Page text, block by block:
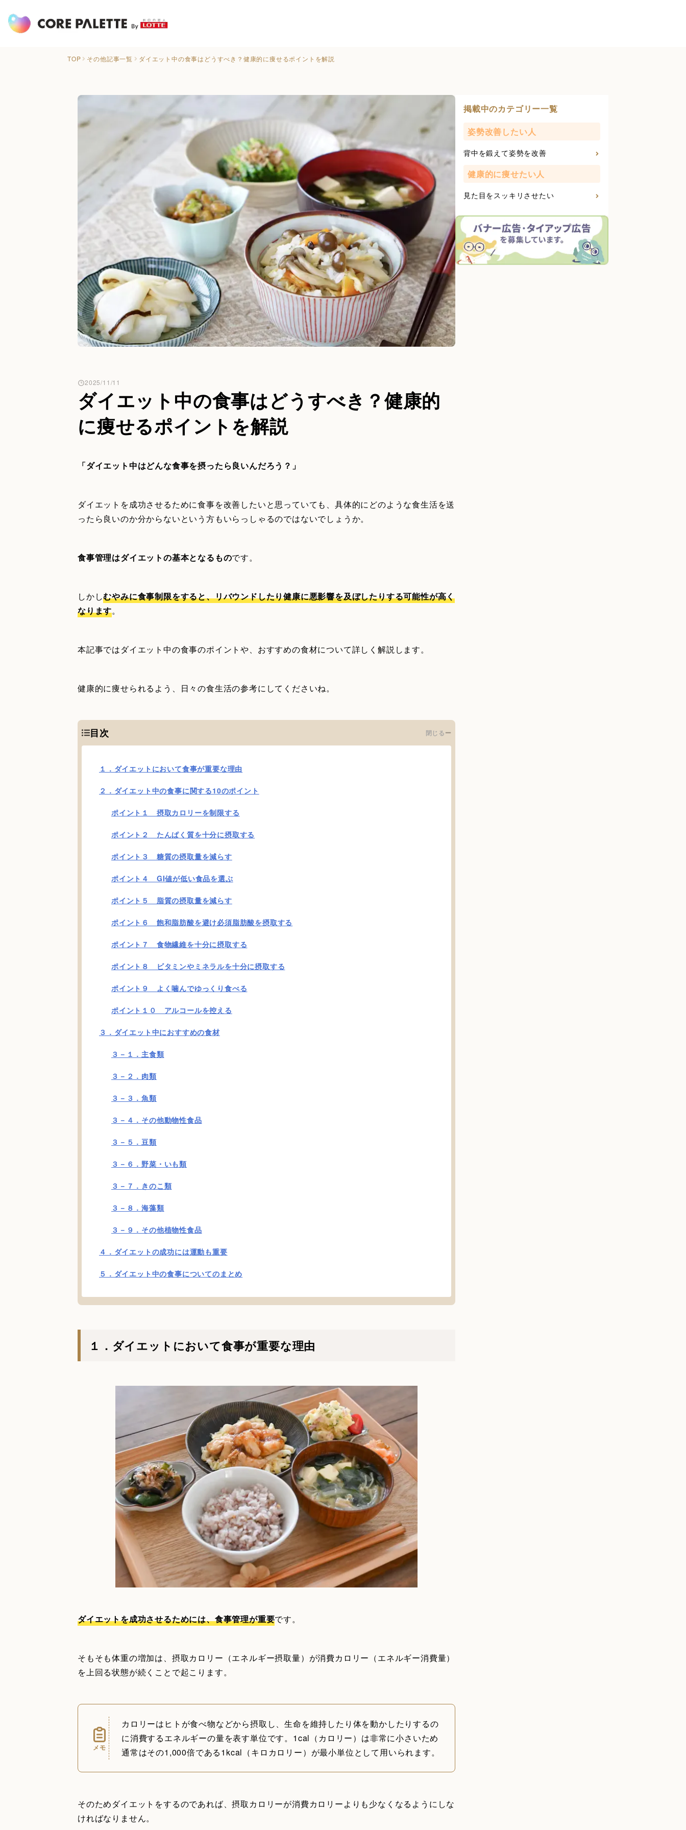
TOP その他記事一覧 ダイエット中の食事はどうすべき？健康的に痩せるポイントを解説
ダイエット中の食事はどうすべき？健康的
に痩せるポイントを解説
2025/11/11
「ダイエット中はどんな食事を摂ったら良いんだろう？」
ダイエットを成功させるために食事を改善したいと思っていても、具体的にどのような食生活を送
ったら良いのか分からないという方もいらっしゃるのではないでしょうか。
食事管理はダイエットの基本となるものです。
しかしむやみに食事制限をすると、リバウンドしたり健康に悪影響を及ぼしたりする可能性が高く
なります。
本記事ではダイエット中の食事のポイントや、おすすめの食材について詳しく解説します。
健康的に痩せられるよう、日々の食生活の参考にしてくださいね。
目次 閉じる
１．ダイエットにおいて食事が重要な理由
２．ダイエット中の食事に関する10のポイント
ポイント１ 摂取カロリーを制限する
ポイント２ たんぱく質を十分に摂取する
ポイント３ 糖質の摂取量を減らす
ポイント４ GI値が低い食品を選ぶ
ポイント５ 脂質の摂取量を減らす
ポイント６ 飽和脂肪酸を避け必須脂肪酸を摂取する
ポイント７ 食物繊維を十分に摂取する
ポイント８ ビタミンやミネラルを十分に摂取する
ポイント９ よく噛んでゆっくり食べる
ポイント１０ アルコールを控える
３．ダイエット中におすすめの食材
３－１．主食類
３－２．肉類
３－３．魚類
３－４．その他動物性食品
３－５．豆類
３－６．野菜・いも類
３－７．きのこ類
３－８．海藻類
３－９．その他植物性食品
４．ダイエットの成功には運動も重要
５．ダイエット中の食事についてのまとめ
１．ダイエットにおいて食事が重要な理由
ダイエットを成功させるためには、食事管理が重要です。
そもそも体重の増加は、摂取カロリー（エネルギー摂取量）が消費カロリー（エネルギー消費量）
を上回る状態が続くことで起こります。
メモ
カロリーはヒトが食べ物などから摂取し、生命を維持したり体を動かしたりするの
に消費するエネルギーの量を表す単位です。1cal（カロリー）は非常に小さいため
通常はその1,000倍である1kcal（キロカロリー）が最小単位として用いられます。
そのためダイエットをするのであれば、摂取カロリーが消費カロリーよりも少なくなるようにしな
ければなりません。
掲載中のカテゴリー一覧
姿勢改善したい人
背中を鍛えて姿勢を改善
健康的に痩せたい人
見た目をスッキリさせたい